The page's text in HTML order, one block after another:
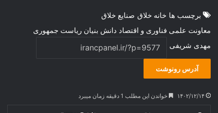
برچسب ها خانه خلاق صنایع خلاق
معاونت علمی فناوری و اقتصاد دانش بنیان ریاست جمهوری
مهدی شریفی
آدرس رونوشت
۱۴۰۲/۱۲/۱۴ خواندن این مطلب 1 دقیقه زمان میبرد